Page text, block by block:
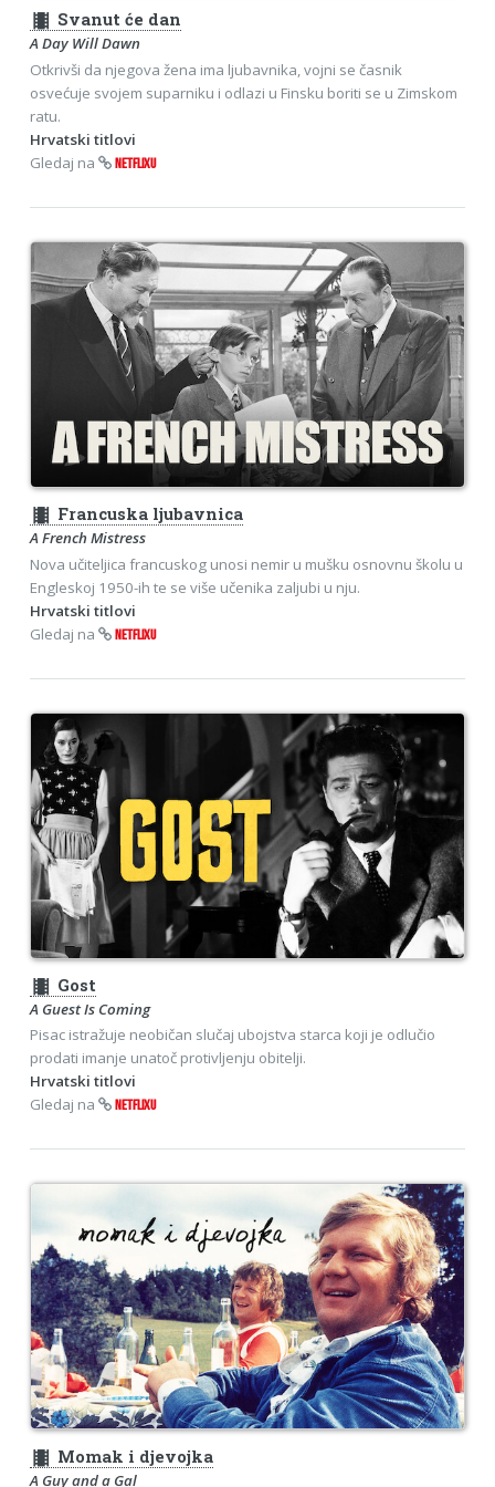
theaters Svanut će dan
A Day Will Dawn
Otkrivši da njegova žena ima ljubavnika, vojni se časnik
osvećuje svojem suparniku i odlazi u Finsku boriti se u Zimskom
ratu.
Hrvatski titlovi
Gledaj na
NETFLIXU
theaters Francuska ljubavnica
A French Mistress
Nova učiteljica francuskog unosi nemir u mušku osnovnu školu u
Engleskoj 1950-ih te se više učenika zaljubi u nju.
Hrvatski titlovi
Gledaj na
NETFLIXU
theaters Gost
A Guest Is Coming
Pisac istražuje neobičan slučaj ubojstva starca koji je odlučio
prodati imanje unatoč protivljenju obitelji.
Hrvatski titlovi
Gledaj na
NETFLIXU
theaters Momak i djevojka
A Guy and a Gal